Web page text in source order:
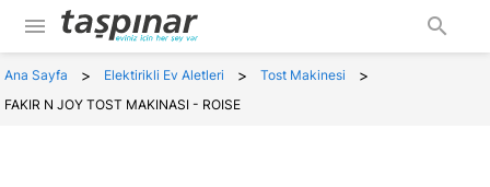
menu search
Ana Sayfa > Elektirikli Ev Aletleri > Tost Makinesi >
FAKIR N JOY TOST MAKINASI - ROISE